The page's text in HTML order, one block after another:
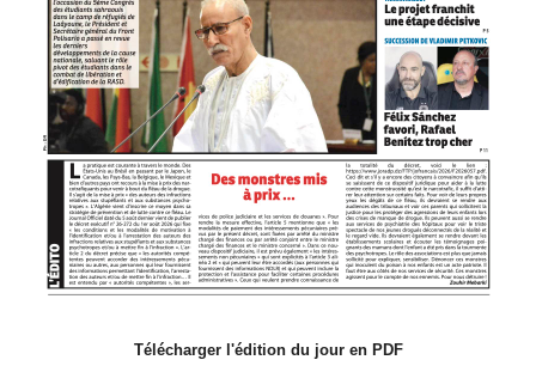
Télécharger l'édition du jour en PDF